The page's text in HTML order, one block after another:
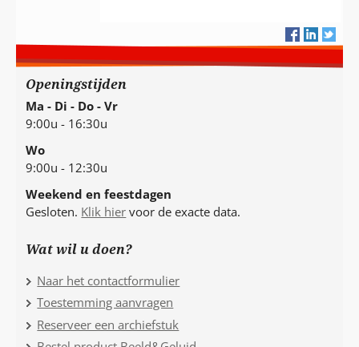
Openingstijden
Ma - Di - Do - Vr
9:00u - 16:30u
Wo
9:00u - 12:30u
Weekend en feestdagen
Gesloten. Klik hier voor de exacte data.
Wat wil u doen?
Naar het contactformulier
Toestemming aanvragen
Reserveer een archiefstuk